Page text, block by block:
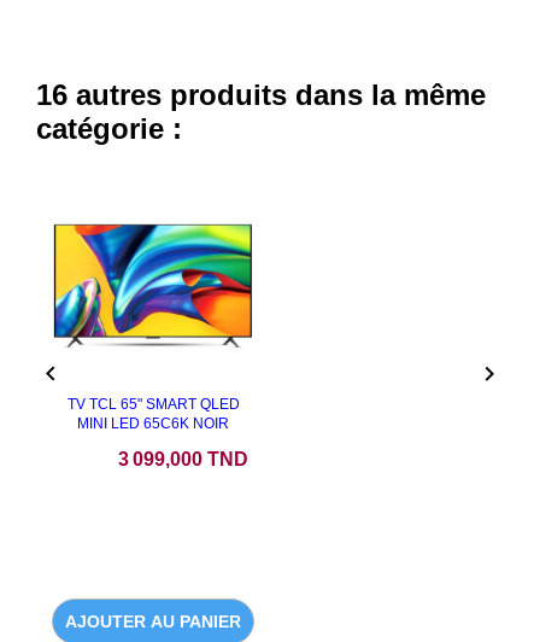
16 autres produits dans la même
catégorie :
TV TCL 65" SMART QLED
MINI LED 65C6K NOIR
3 099,000 TND
AJOUTER AU PANIER
 